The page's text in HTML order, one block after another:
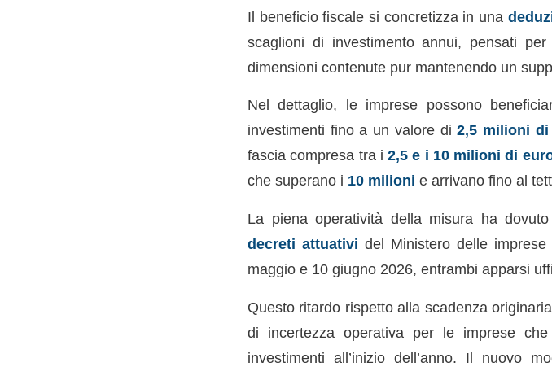
Il beneficio fiscale si concretizza in una
scaglioni di investimento annui, pensati
dimensioni contenute pur mantenendo un
Nel dettaglio, le imprese possono
investimenti fino a un valore di2,5 milioni di
fascia compresa tra i2,5 e i 10 milioni di
che superano i 10 milioni e arrivano fino al
La piena operatività della misura ha
decreti attuativi del Ministero delle
maggio e 10 giugno 2026, entrambi apparsi
Questo ritardo rispetto alla scadenza
di incertezza operativa per le imprese
investimenti all’inizio dell’anno. Il nuovo